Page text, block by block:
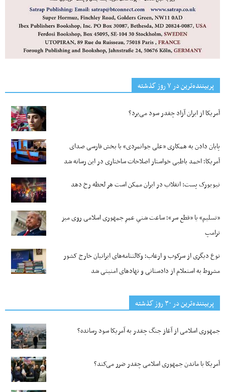
پربیننده‌ترین‌ در ۷ روز گذشته
آمریکا از ایران آزاد چقدر سود می‌برد؟
پایان دادن به همکاری «علی جوانمردی» با بخش فارسی صدای
آمریکا؛ احمد باطبی خواستار اصلاحات ساختاری در این رسانه شد
نیویورک پست: انقلاب در ایران ممکن است هر لحظه رخ دهد
«تسلیم» یا «قطع سر»؛ ساعت شنیِ عمرِ جمهوری اسلامی روی میز
ترامپ
نوع دیگری از سرکوب و ارعاب؛ وکالتنامه‌های ایرانیان خارج کشور
مشروط به استعلام از دادستانی و نهادهای امنیتی شد
پربیننده‌ترین‌ در ۳۰ روز گذشته
جمهوری اسلامی از آغاز جنگ چقدر به آمریکا سود رسانده؟
آمریکا با ماندن جمهوری اسلامی چقدر ضرر می‌کند؟